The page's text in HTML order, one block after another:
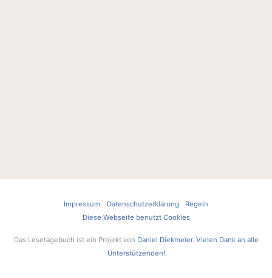
Impressum Datenschutzerklärung
Regeln
Diese Webseite benutzt Cookies
Das Lesetagebuch ist ein Projekt von Daniel Diekmeier. Vielen Dank an alle
Unterstützenden!